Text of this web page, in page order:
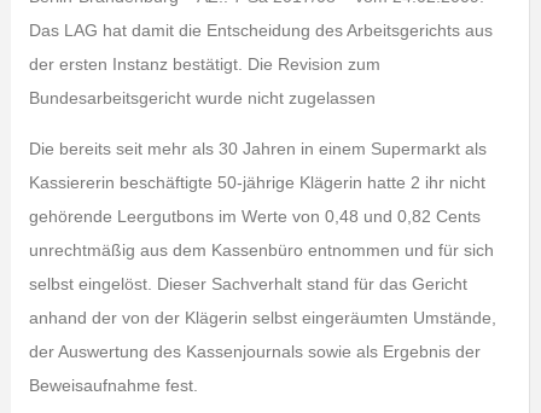
Das LAG hat damit die Entscheidung des Arbeitsgerichts aus
der ersten Instanz bestätigt. Die Revision zum
Bundesarbeitsgericht wurde nicht zugelassen
Die bereits seit mehr als 30 Jahren in einem Supermarkt als
Kassiererin beschäftigte 50-jährige Klägerin hatte 2 ihr nicht
gehörende Leergutbons im Werte von 0,48 und 0,82 Cents
unrechtmäßig aus dem Kassenbüro entnommen und für sich
selbst eingelöst. Dieser Sachverhalt stand für das Gericht
anhand der von der Klägerin selbst eingeräumten Umstände,
der Auswertung des Kassenjournals sowie als Ergebnis der
Beweisaufnahme fest.